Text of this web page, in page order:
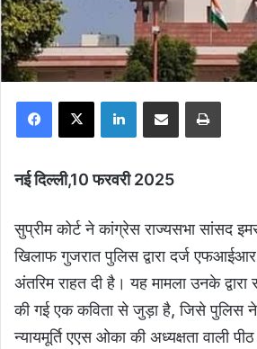
Facebook
X LinkedInShare via Email Print
नई दिल्ली,10 फरवरी 2025
सुप्रीम कोर्ट ने कांग्रेस राज्यसभा सांसद
खिलाफ गुजरात पुलिस द्वारा दर्ज
अंतरिम राहत दी है। यह मामला उनके द्वारा
की गई एक कविता से जुड़ा है, जिसे पुलिस
न्यायमूर्ति एएस ओका की अध्यक्षता वाली